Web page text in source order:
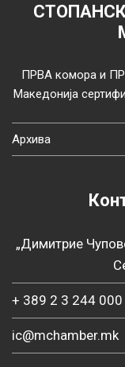
ПРВА комора и
Македонија
Архива
„Димитрие
+ 389 2 3 244 000
ic@mchamber.mk